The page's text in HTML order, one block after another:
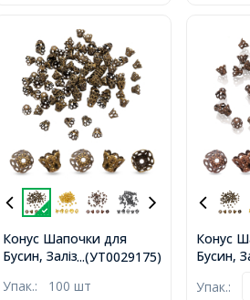
...(УТ0029175)
Конус Шапочки для
Бусин, Залізні, Колір:
Отвір 1мм,
Упак.: 100 шт
Конус
Бусин,
Отвір
Упак.: